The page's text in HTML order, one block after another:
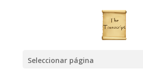
Seleccionar página